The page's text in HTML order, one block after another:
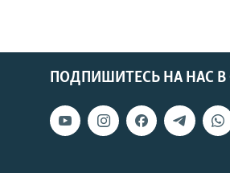
ПОДПИШИТЕСЬ НА НАС В